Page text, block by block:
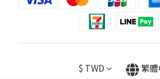
$ TWD 繁